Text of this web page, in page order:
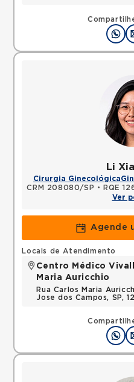
Li
Cirurgia Ginecológica
CRM 208080/SP •
RQE
Ver
Agende
Locais de Atendimento
Centro Médico
Maria Auricchio
Rua Carlos Maria
Jose dos Campos, SP,